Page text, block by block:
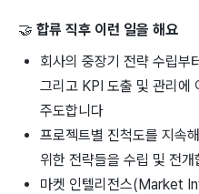
🤝 합류 직후 이런 일을 해요
회사의 중장기 전략 수립
그리고 KPI 도출 및 관리에
주도합니다
프로젝트별 진척도를 지속
위한 전략들을 수립 및 전개
마켓 인텔리전스(Market